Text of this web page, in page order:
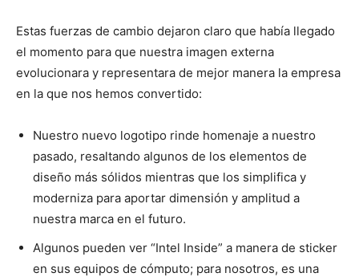
Estas fuerzas de cambio dejaron claro que había llegado
el momento para que nuestra imagen externa
evolucionara y representara de mejor manera la empresa
en la que nos hemos convertido:
Nuestro nuevo logotipo rinde homenaje a nuestro
pasado, resaltando algunos de los elementos de
diseño más sólidos mientras que los simplifica y
moderniza para aportar dimensión y amplitud a
nuestra marca en el futuro.
Algunos pueden ver “Intel Inside” a manera de sticker
en sus equipos de cómputo; para nosotros, es una